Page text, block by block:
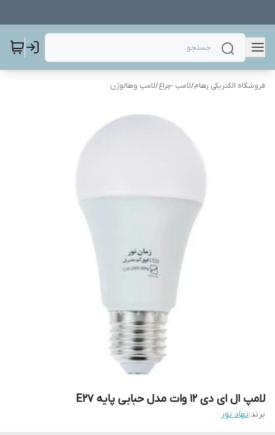
فروشگاه الکتریکی رهام/لامپ -چراغ/لامپ وهالوژن
لامپ ال ای دی 12 وات مدل حبابی پایه E27
برند:نهاد نور